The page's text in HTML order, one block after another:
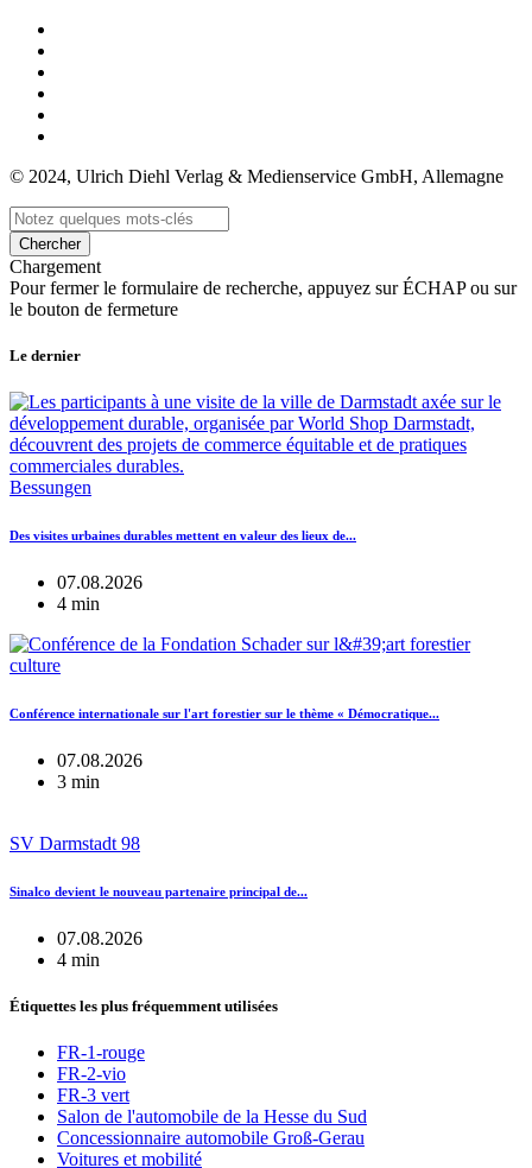
© 2024, Ulrich Diehl Verlag & Medienservice GmbH, Allemagne
Chercher
Chargement
Pour fermer le formulaire de recherche, appuyez sur ÉCHAP ou sur
le bouton de fermeture
Le dernier
Bessungen
Des visites urbaines durables mettent en valeur des lieux de...
07.08.2026
4 min
culture
Conférence internationale sur l'art forestier sur le thème « Démocratique...
07.08.2026
3 min
SV Darmstadt 98
Sinalco devient le nouveau partenaire principal de...
07.08.2026
4 min
Étiquettes les plus fréquemment utilisées
FR-1-rouge
FR-2-vio
FR-3 vert
Salon de l'automobile de la Hesse du Sud
Concessionnaire automobile Groß-Gerau
Voitures et mobilité